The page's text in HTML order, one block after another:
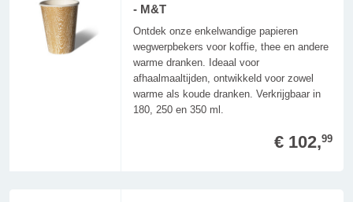
- M&T
Ontdek onze enkelwandige papieren
wegwerpbekers voor koffie, thee en andere
warme dranken. Ideaal voor
afhaalmaaltijden, ontwikkeld voor zowel
warme als koude dranken. Verkrijgbaar in
180, 250 en 350 ml.
€ 102,99